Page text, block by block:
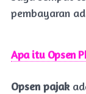
pembayaran
Apa itu Opsen
Opsen pajak